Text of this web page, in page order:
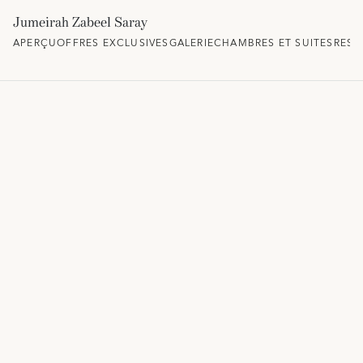
Jumeirah Zabeel Saray
APERÇUOFFRES EXCLUSIVESGALERIECHAMBRES ET SUITES